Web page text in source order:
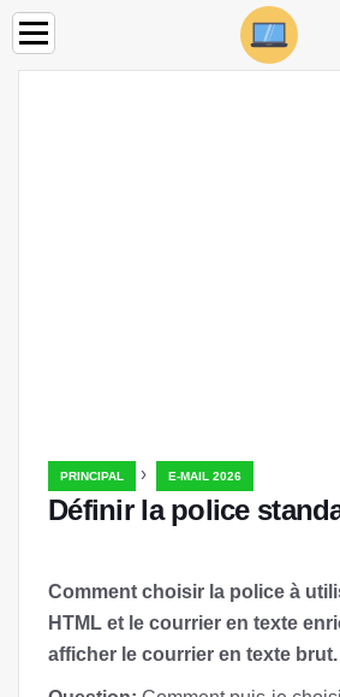
PRINCIPAL › E-MAIL 2026
Définir la police
Comment choisir la police à
HTML et le courrier en texte
afficher le courrier en texte brut.